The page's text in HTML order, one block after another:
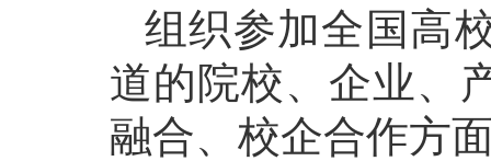
组织参加全国高
道的院校、企业、
融合、校企合作方